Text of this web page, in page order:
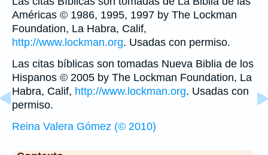
Américas © 1986, 1995, 1997 by The Lockman
Foundation, La Habra, Calif,
http://www.lockman.org. Usadas con permiso.
Las citas bíblicas son tomadas Nueva Biblia de los
Hispanos © 2005 by The Lockman Foundation, La
Habra, Calif, http://www.lockman.org. Usadas con
permiso.
Reina Valera Gómez (© 2010)